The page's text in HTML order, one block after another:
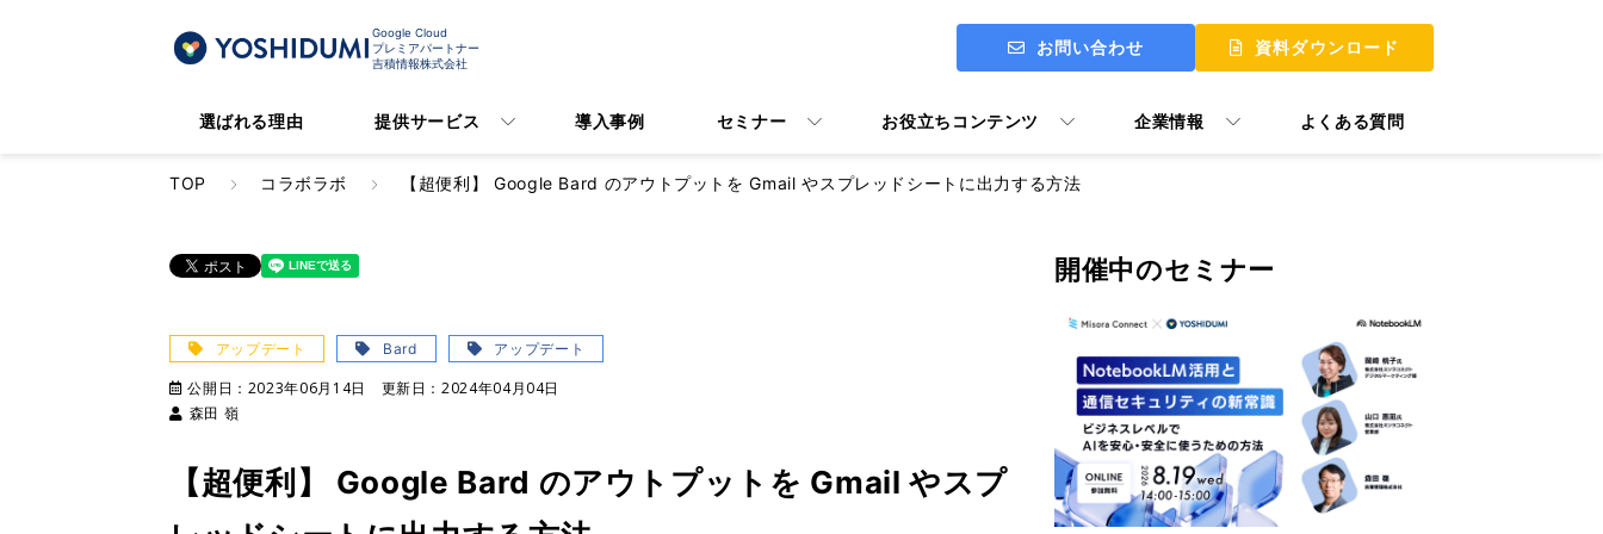
Google Cloud
プレミアパートナー
吉積情報株式会社
お問い合わせ 資料ダウンロード
選ばれる理由 提供サービス
ITアセスメント診断 ENGAGE UP
Google Workspace活用マニュアル GooTorial
ユーザー向けトレーニング Y's UP Skill
導入事例 セミナー お役立ちコンテンツ 企業情報 よくある質問
TOP コラボラボ 【超便利】 Google Bard のアウトプットを Gmail やスプレッドシートに出力する方法
アップデート Bard アップデート
公開日： 2023年06月14日 更新日：2024年04月04日
森田 嶺
【超便利】 Google Bard のアウトプットを Gmail やスプ
開催中のセミナー